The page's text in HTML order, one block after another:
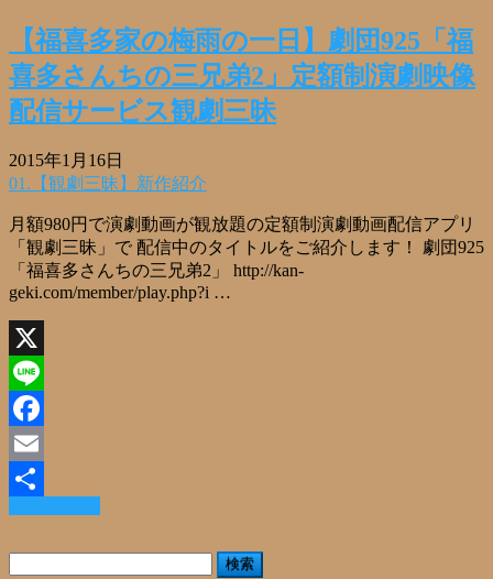
【福喜多家の梅雨の一日】劇団925「福
喜多さんちの三兄弟2」定額制演劇映像
配信サービス観劇三昧
2015年1月16日
01.【観劇三昧】新作紹介
月額980円で演劇動画が観放題の定額制演劇動画配信アプリ
「観劇三昧」で 配信中のタイトルをご紹介します！ 劇団925
「福喜多さんちの三兄弟2」 http://kan-
geki.com/member/play.php?i …
X
Line
Facebook
Email
共
有